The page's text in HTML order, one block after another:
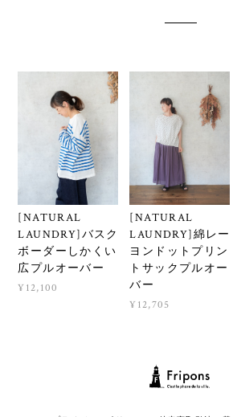
[NATURAL
LAUNDRY]バスク
ボーダーしかくい
広プルオーバー
¥12,100
[NATURAL
LAUNDRY]綿レー
ヨンドットプリン
トサックプルオー
バー
¥12,705